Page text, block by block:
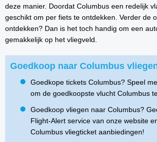
deze manier. Doordat Columbus een redelijk
geschikt om per fiets te ontdekken. Verder de
ontdekken? Dan is het toch handig om een
gemakkelijk op het vliegveld.
Goedkoop naar Columbus
Goedkope tickets Columbus? Speel
om de goedkoopste vlucht Columbus
Goedkoop vliegen naar Columbus?
Flight-Alert service van onze website
Columbus vliegticket aanbiedingen!